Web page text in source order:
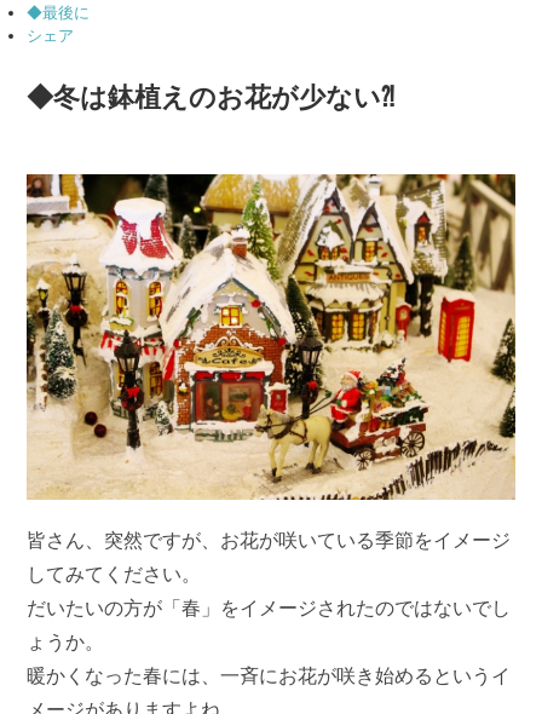
◆最後に
シェア
◆冬は鉢植えのお花が少ない⁈
皆さん、突然ですが、お花が咲いている季節をイメージ
してみてください。
だいたいの方が「春」をイメージされたのではないでし
ょうか。
暖かくなった春には、一斉にお花が咲き始めるというイ
メージがありますよね。